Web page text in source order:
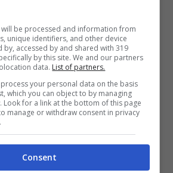
fogliolina di menta. Poi
fino a formare una crema.
pastina sulloyogurt greco
l’origano. Versate anche il
e un goccio di olio, pepe
e mescolate il tutto.
un po’ in frigo
be processed and information from
unique identifiers, and other device
by, accessed by and shared with 319
by this site. We and our partners
data. List of partners.
your personal data on the basis
which you can object to by managing
for a link at the bottom of this page
manage or withdraw consent in privacy
Consent